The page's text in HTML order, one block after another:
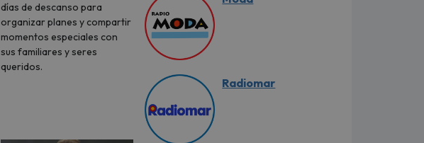
días de descanso para
organizar planes y compartir
momentos especiales con
sus familiares y seres
queridos.
Radiomar